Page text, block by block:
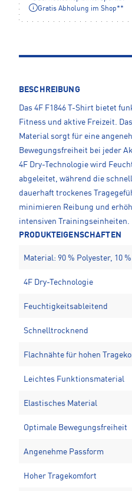
Gratis Abholung im Shop**
BESCHREIBUNG
Das 4F F1846 T-Shirt bietet
Fitness und aktive Freizeit.
Material sorgt für eine
Bewegungsfreiheit bei jeder
4F Dry-Technologie wird
abgeleitet, während die
dauerhaft trockenes
minimieren Reibung und
intensiven Trainingseinheiten.
PRODUKTEIGENSCHAFTEN
Material: 90 % Polyester, 10
4F Dry-Technologie
Feuchtigkeitsableitend
Schnelltrocknend
Flachnähte für hohen
Leichtes Funktionsmaterial
Elastisches Material
Optimale Bewegungsfreiheit
Angenehme Passform
Hoher Tragekomfort